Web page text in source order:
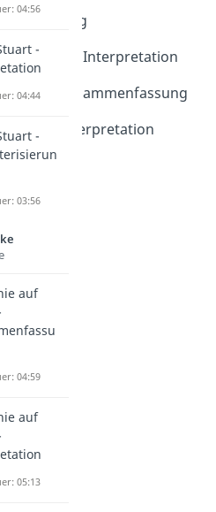
- Interpretation
- Zusammenfassung
- Interpretation
04:56
-
04:44
-
03:56
auf
04:59
auf
05:13